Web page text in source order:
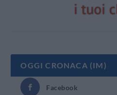
OGGI CRONACA (IM)
Facebook